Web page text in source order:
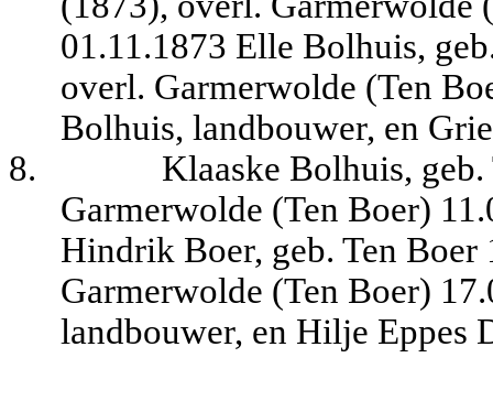
01.11.1873 Elle Bolhuis,
overl. Garmerwolde (Ten
Bolhuis, landbouwer, en
8.
Klaaske Bolhuis,
Garmerwolde (Ten Boer)
Hindrik Boer, geb. Ten
Garmerwolde (Ten Boer)
landbouwer, en Hilje Eppes